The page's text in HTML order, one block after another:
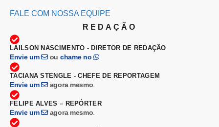
FALE COM NOSSA EQUIPE
REDAÇÃO
LAILSON NASCIMENTO - DIRETOR DE REDAÇÃO
Envie um ou chame no
TACIANA STENGLE - CHEFE DE REPORTAGEM
Envie um agora mesmo
FELIPE ALVES – REPÓRTER
Envie um agora mesmo